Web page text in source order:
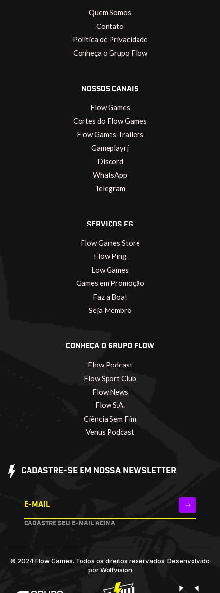
Quem Somos
Contato
Política de Privacidade
Conheça o Grupo Flow
NOSSOS CANAIS
Flow Games
Cortes do Flow Games
Flow Games Trailers
Gameplayrj
Discord
WhatsApp
Telegram
SERVIÇOS FG
Flow Games Store
Flow Ping
Low Games
Games em Promoção
Faz a Boa!
Seja Membro
CONHEÇA O GRUPO FLOW
Flow Podcast
Flow Sport Club
Flow News
Flow S.A.
Ciência Sem Fim
Venus Podcast
CADASTRE-SE EM NOSSA NEWSLETTER
E-MAIL
CADASTRE SEU E-MAIL ACIMA
© 2024 Flow Games. Todos os direitos reservados. Desenvolvido
porWolfvision